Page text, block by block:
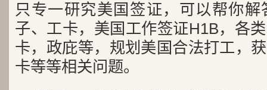
只专一研究美国签证，可以帮你
子、工卡，美国工作签证H1B，各
卡，政庇等，规划美国合法打工，
卡等等相关问题。